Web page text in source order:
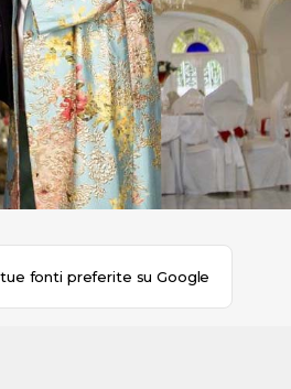
fonti preferite su Google